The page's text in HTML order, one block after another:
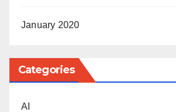
January 2020
Categories
AI